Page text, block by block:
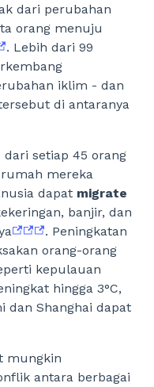
dari perubahan
orang menuju
. Lebih dari 99
iklim - dan
di antaranya
dari setiap 45 orang
mereka
dapat migrate
banjir, dan
. Peningkatan
orang-orang
kepulauan
hingga 3°C,
dan Shanghai dapat
mungkin
antara berbagai